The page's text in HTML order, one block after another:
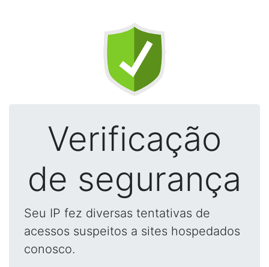
Verificação
de segurança
Seu IP fez diversas tentativas de
acessos suspeitos a sites hospedados
conosco.